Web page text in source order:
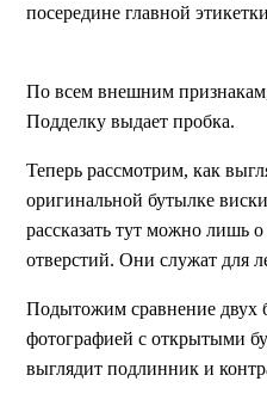
посередине главной
По всем внешним
Подделку выдает пробка.
Теперь рассмотрим, как
оригинальной бутылке
рассказать тут можно лишь
отверстий. Они служат для
Подытожим сравнение двух
фотографией с открытыми
выглядит подлинник и